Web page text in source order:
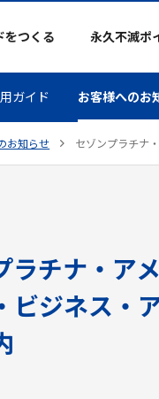
をつくる 永久不滅ポ
ガイド お客様へのお
お知らせ セゾンプラチナ
ラチナ・ア
ビジネス・